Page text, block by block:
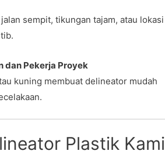
sempit, tikungan tajam, atau lokasi
dan Pekerja Proyek
kuning membuat delineator mudah
Plastik Kami